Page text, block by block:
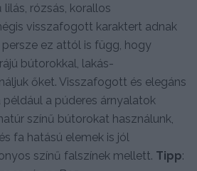
rózsás, korallos
visszafogott karaktert adnak
ez attól is függ, hogy
bútorokkal, lakás-
őket. Visszafogott és elegáns
például a púderes árnyalatok
színű bútorokat használunk,
fa hatású elemek is jól
színű falszínek mellett. Tipp: